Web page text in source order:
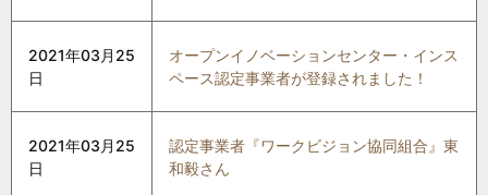
2021年03月25
日
オープンイノベーションセンター・インス
ペース認定事業者が登録されました！
2021年03月25
日
認定事業者『ワークビジョン協同組合』東
和毅さん